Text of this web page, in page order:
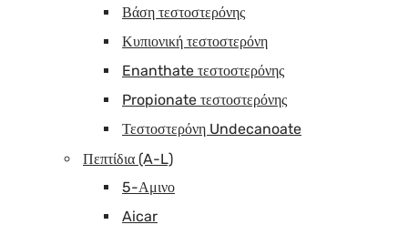
Βάση τεστοστερόνης
Κυπιονική τεστοστερόνη
Enanthate τεστοστερόνης
Propionate τεστοστερόνης
Τεστοστερόνη Undecanoate
Πεπτίδια (A-L)
5-Αμινο
Aicar